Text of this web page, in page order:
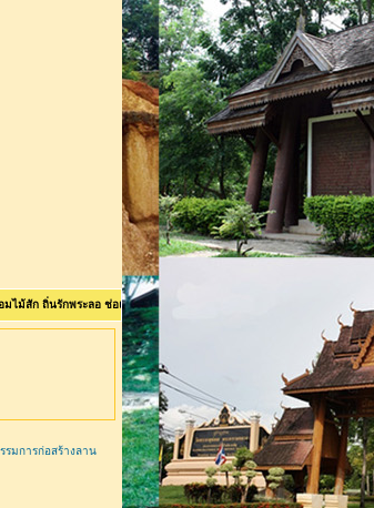
พระลอ ช่อแฮศรีเมือง ลือเลือนแพะเมืองผี คนแพร่นี้ใจงาม <>ยินดีต้อนรับเข้
รมการก่อสร้างลาน